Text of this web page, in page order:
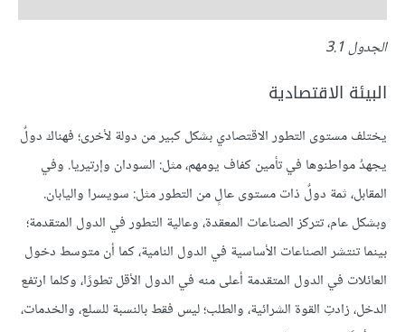
الجدول 3.1
البيئة الاقتصادية
يختلف مستوى التطور الاقتصادي بشكل كبير من دولة لأخرى؛ فهناك دولٌ
يجهدُ مواطنوها في تأمين كفاف يومهم، مثل: السودان وإرتيريا. وفي
المقابل، ثمة دولٌ ذات مستوى عالٍ من التطور مثل: سويسرا واليابان.
وبشكل عام، تتركز الصناعات المعقدة، وعالية التطور في الدول المتقدمة؛
بينما تنتشر الصناعات الأساسية في الدول النامية، كما أن متوسط دخول
العائلات في الدول المتقدمة أعلى منه في الدول الأقل تطورًا، وكلما ارتفع
الدخل، زادتِ القوة الشرائية، والطلب؛ ليس فقط بالنسبة للسلع، والخدمات،